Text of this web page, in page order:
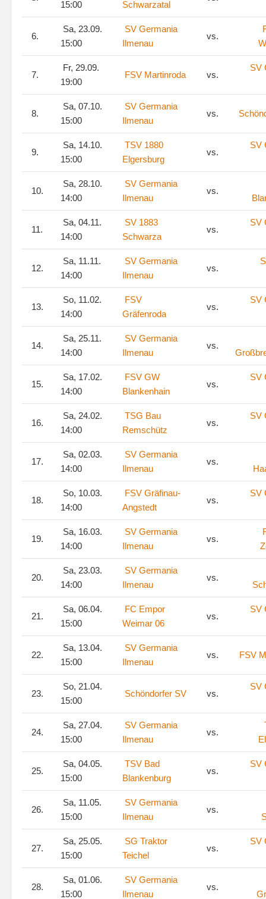
15:00
Schwarzatal
6.
Sa, 23.09.
15:00
SV Germania
Ilmenau
vs.
7.
Fr, 29.09.
19:00
FSV Martinroda vs.
SV
8.
Sa, 07.10.
15:00
SV Germania
Ilmenau
vs.
9.
Sa, 14.10.
15:00
TSV 1880
Elgersburg
vs.
SV
10.
Sa, 28.10.
14:00
SV Germania
Ilmenau
vs.
11.
Sa, 04.11.
14:00
SV 1883
Schwarza
vs.
SV
12.
Sa, 11.11.
14:00
SV Germania
Ilmenau
vs.
13.
So, 11.02.
14:00
FSV
Gräfenroda
vs.
SV
14.
Sa, 25.11.
14:00
SV Germania
Ilmenau
vs.
15.
Sa, 17.02.
14:00
FSV GW
Blankenhain
vs.
SV
16.
Sa, 24.02.
14:00
TSG Bau
Remschütz
vs.
SV
17.
Sa, 02.03.
14:00
SV Germania
Ilmenau
vs.
18.
So, 10.03.
14:00
FSV Gräfinau-
Angstedt
vs.
SV
19.
Sa, 16.03.
14:00
SV Germania
Ilmenau
vs.
20.
Sa, 23.03.
14:00
SV Germania
Ilmenau
vs.
21.
Sa, 06.04.
15:00
FC Empor
Weimar 06
vs.
SV
22.
Sa, 13.04.
15:00
SV Germania
Ilmenau
vs. FSV
23.
So, 21.04.
15:00
Schöndorfer SV vs.
SV
24.
Sa, 27.04.
15:00
SV Germania
Ilmenau
vs.
25.
Sa, 04.05.
15:00
TSV Bad
Blankenburg
vs.
SV
26.
Sa, 11.05.
15:00
SV Germania
Ilmenau
vs.
27.
Sa, 25.05.
15:00
SG Traktor
Teichel
vs.
SV
28.
Sa, 01.06.
15:00
SV Germania
Ilmenau
vs.